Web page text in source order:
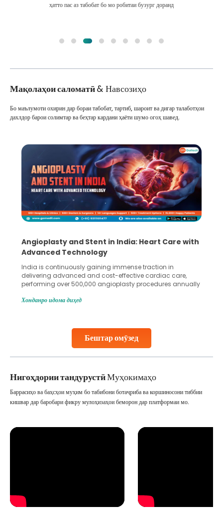
ҳатто пас аз табобат бо мо робитаи бузург доранд
Мақолаҳои саломатӣ& Навсозиҳо
Бештар омӯзед
Бо маълумоти охирин дар бораи табобат, тартиб, шароит ва дигар талаботҳои
дахлдор барои солимтар ва беҳтар кардани ҳаёти шумо огоҳ шавед.
Angioplasty and Stent in India: Heart Care with
Advanced Technology
India is continuously gaining immense traction in
delivering advanced and cost-effective cardiac care,
performing over 500,000 angioplasty procedures annually
globe are searching for treatments like angioplasty and
Studies, such as one published
Хонданро идома диҳед
Нигоҳдории тандурустӣМуҳокимаҳо
Баррасиҳо ва баҳсҳои муҳим бо табибони ботаҷриба ва коршиносони тиббии
кишвар дар баробари фикру мулоҳизаҳои беморон дар платформаи мо.